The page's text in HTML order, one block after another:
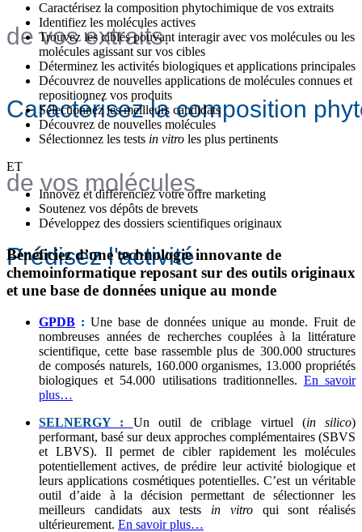
de vos extraits.
Caractérisez la composition
de vos molécules.
Prédisez l'activité
Caractérisez la composition phytochimique de vos extraits
Identifiez les molécules actives
Trouvez les cibles pouvant interagir avec vos molécules ou les
molécules agissant sur vos cibles
Déterminez les activités biologiques et applications principales
Découvrez de nouvelles applications de molécules connues et
repositionnez vos produits
Sélectionnez les meilleurs candidats
Découvrez de nouvelles molécules
Sélectionnez les tests in vitro les plus pertinents
ET
Innovez et différenciez votre offre marketing
Soutenez vos dépôts de brevets
Développez des dossiers scientifiques originaux
Bénéficiez d’une technologie innovante de
chemoinformatique reposant sur des outils originaux
et une base de données unique au monde
GPDB : Une base de données unique au monde. Fruit de
nombreuses années de recherches couplées à la littérature
scientifique, cette base rassemble plus de 300.000 structures
de composés naturels, 160.000 organismes, 13.000 propriétés
biologiques et 54.000 utilisations traditionnelles. En savoir
plus…
SELNERGY : Un outil de criblage virtuel (in silico)
performant, basé sur deux approches complémentaires (SBVS
et LBVS). Il permet de cibler rapidement les molécules
potentiellement actives, de prédire leur activité biologique et
leurs applications cosmétiques potentielles. C’est un véritable
outil d’aide à la décision permettant de sélectionner les
meilleurs candidats aux tests in vitroqui sont réalisés
ultérieurement. En savoir plus…